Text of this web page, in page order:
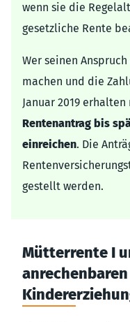
wenn sie die
gesetzliche Rente
Wer seinen
machen und die
Januar 2019
Rentenantrag bis
einreichen. Die
gestellt werden.
Mütterrente I
anrechenbaren